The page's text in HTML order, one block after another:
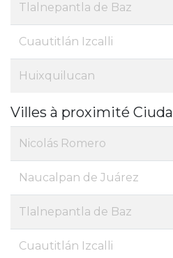
Tlalnepantla de Baz
Cuautitlán Izcalli
Huixquilucan
Villes à proximité
Nicolás Romero
Naucalpan de Juárez
Tlalnepantla de Baz
Cuautitlán Izcalli